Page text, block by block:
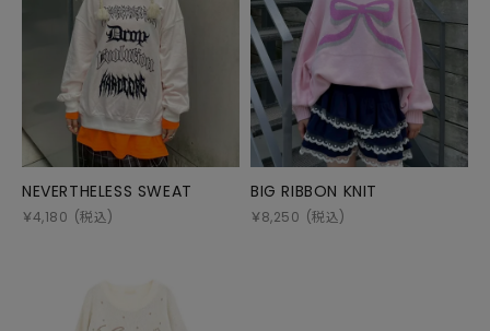
NEVERTHELESS SWEAT
￥4,180 (税込)
BIG RIBBON KNIT
￥8,250 (税込)